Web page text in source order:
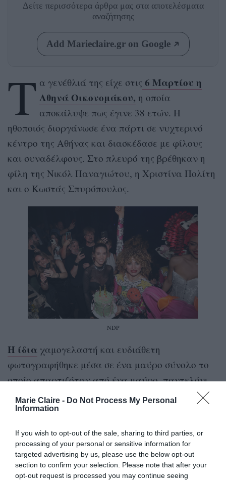
Marie Claire - Do Not Process My Personal
Information
If you wish to opt-out of the sale, sharing to third parties, or
processing of your personal or sensitive information for
targeted advertising by us, please use the below opt-out
section to confirm your selection. Please note that after your
opt-out request is processed you may continue seeing
Δείτε περισσότερα άρθρα μας στα αποτελέσματα
αναζήτησης
Add Marieclaire.gr on Google
Τ α γενέθλιά της είχε στις 6 Μαρτίου η
Αθηνά Οικονομάκου, η οποία
αποκάλυψε πως έγινε 38 ετών. Η
ηθοποιός διοργάνωσε ένα πάρτι σε νυχτερινό
κέντρο της Αθήνας και διασκέδασε με φίλους
και συναδέλφους. Στο πλευρό της βρέθηκαν η
φίλη της Νικόλ Παναγιώτου, η Χριστίνα Πολίτη
και ο Κωστάς Σπυρόπουλος.
NDP
Η ίδια χαμογελαστή και ευδιάθετη
φωτογραφήθηκε μέσα σε ένα μαύρο σύνολο το
οποίο απαρτιζόταν από ένα μαύρο, παντελόνι
σε υφή βελούδου, με άνοιγμα στο κάτω μέρος
και ένα διάφανο τοπ με κλειστό λαιμό και στρας
έδωσαν περισσότερη λάμψη στην εμφάνισή της.